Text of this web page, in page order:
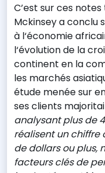
C’est sur ces
Mckinsey a conclu
à l‘économie
l‘évolution de la
continent en la
les marchés
étude menée sur
ses clients
analysant plus de
réalisent un chiffre
de dollars ou plus,
facteurs clés de